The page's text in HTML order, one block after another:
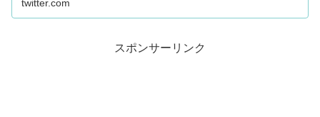
twitter.com
スポンサーリンク